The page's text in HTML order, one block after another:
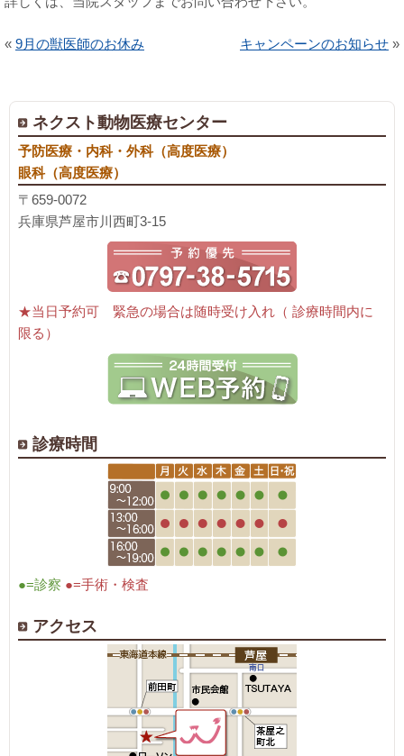
« 9月の獣医師のお休み キャンペーンのお知らせ »
ネクスト動物医療センター
予防医療・内科・外科（高度医療）
眼科（高度医療）
〒659-0072
兵庫県芦屋市川西町3-15
★当日予約可 緊急の場合は随時受け入れ（ 診療時間内に
限る）
診療時間
●=診察 ●=手術・検査
アクセス